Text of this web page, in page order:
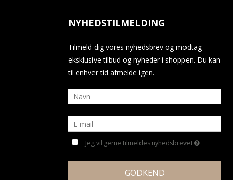
NYHEDSTILMELDING
Tilmeld dig vores nyhedsbrev og modtag
eksklusive tilbud og nyheder i shoppen. Du kan
til enhver tid afmelde igen.
Jeg vil gerne tilmeldes nyhedsbrevet
GODKEND